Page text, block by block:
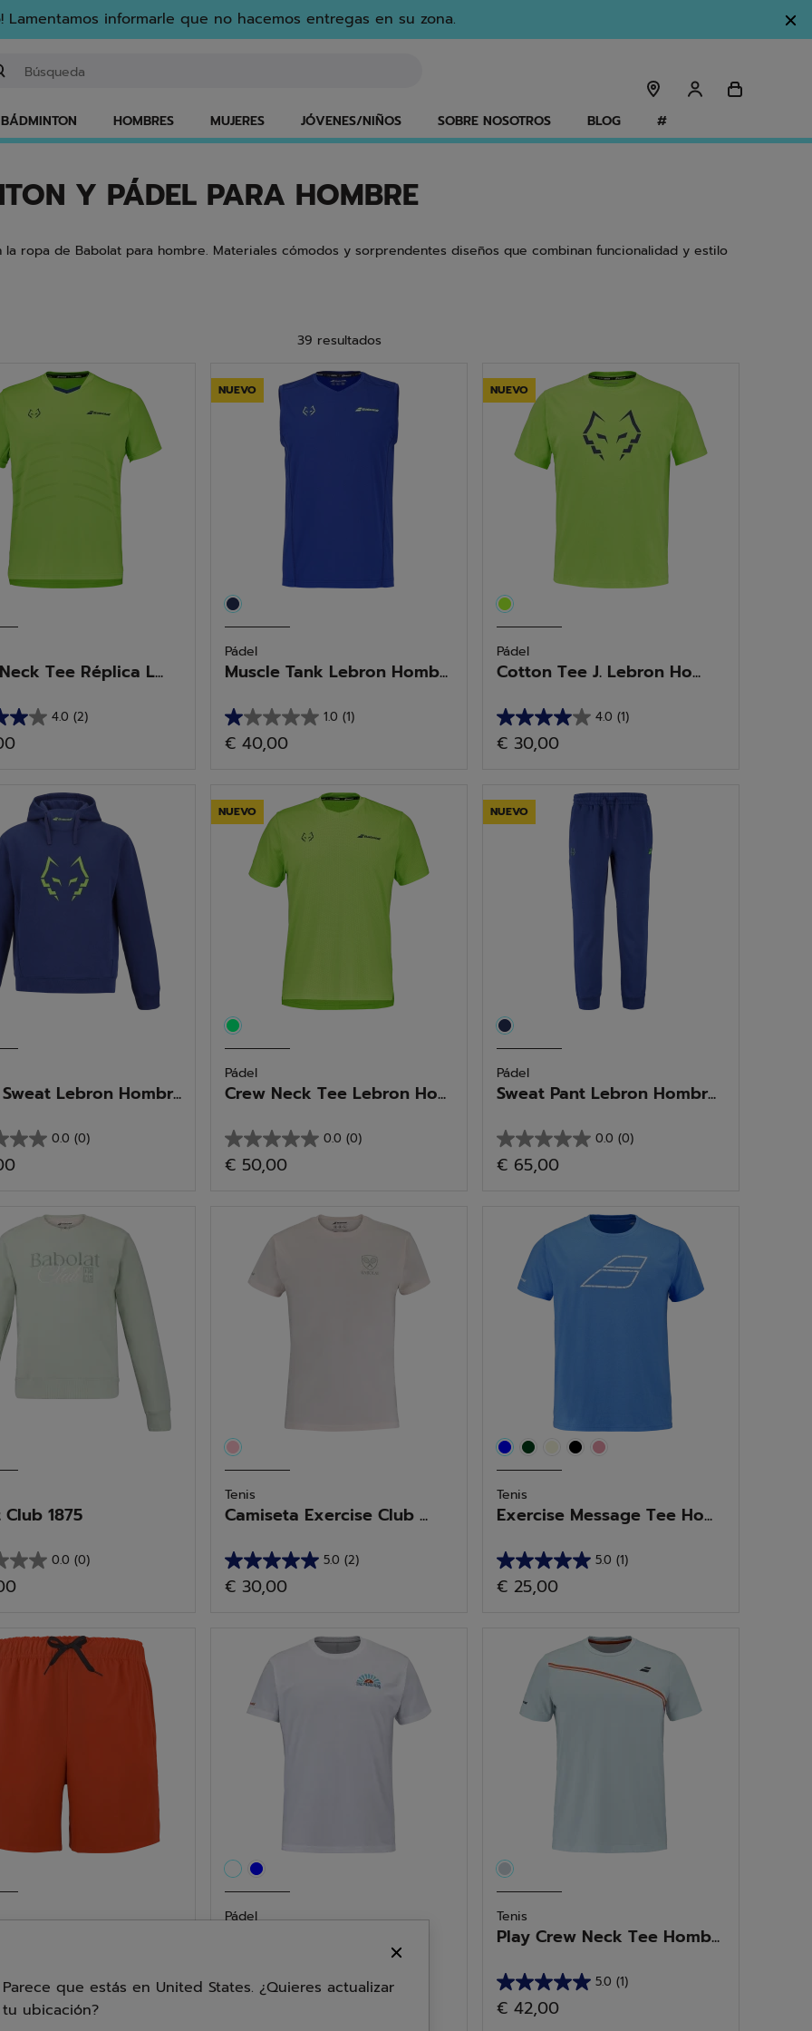
Lamentamos informarle que no hacemos entregas en su zona.
BÁDMINTON HOMBRES MUJERES JÓVENES/NIÑOS SOBRE NOSOTROS BLOG #
Y PÁDEL PARA HOMBRE
ropa de Babolat para hombre. Materiales cómodos y sorprendentes diseños que combinan funcionalidad y estilo
39 resultados
Tee Réplica L...
4.0 (2)
NUEVO
Pádel
Muscle Tank Lebron Homb...
1.0 (1)
1.0
de
estrellas.
1
reseña
€ 40,00
NUEVO
Pádel
Cotton Tee J. Lebron Ho...
4.0 (1)
4.0
de
estrellas.
1
€ 30,00
Lebron Hombr...
0.0 (0)
NUEVO
Pádel
Crew Neck Tee Lebron Ho...
0.0 (0)
0.0
de
€ 50,00
NUEVO
Pádel
Sweat Pant Lebron Hombr...
0.0 (0)
0.0
de
€ 65,00
1875
0.0 (0)
Tenis
Camiseta Exercise Club ...
5.0 (2)
5.0
de
reseñas
€ 30,00
Tenis
Exercise Message Tee Ho...
5.0 (1)
5.0
de
reseña
€ 25,00
Hombre
5.0 (1)
Pádel
4.0 (1)
4.0
Tenis
Play Crew Neck Tee Homb...
5.0 (1)
5.0
de
€ 42,00
Parece que estás en United States. ¿Quieres actualizar
tu ubicación?